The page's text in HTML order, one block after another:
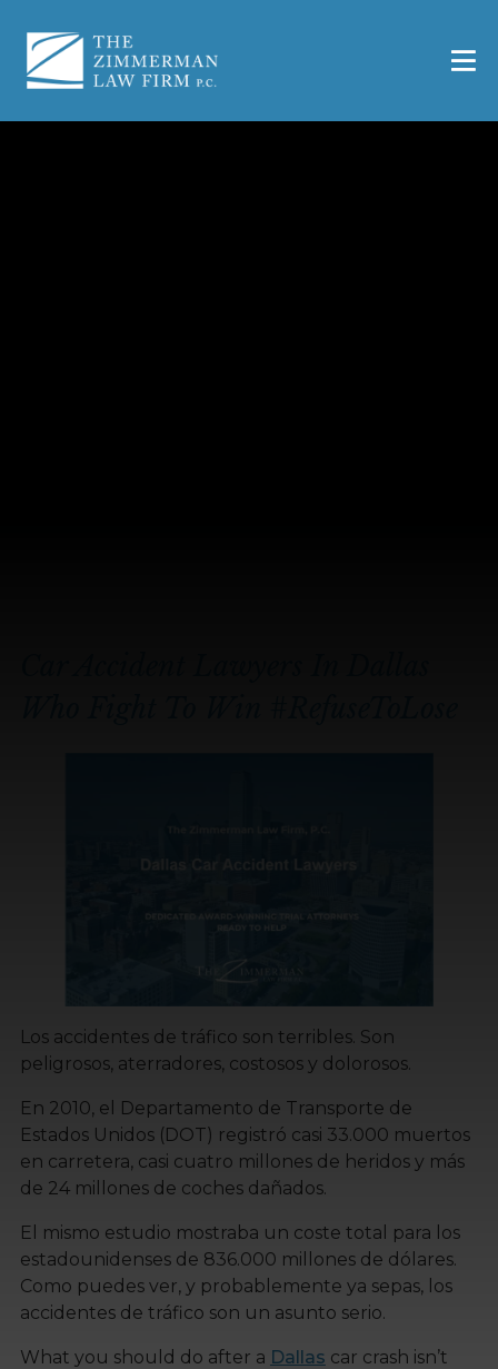
Los accidentes de tráfico son terribles. Son
peligrosos, aterradores, costosos y dolorosos.
En 2010, el Departamento de Transporte de
Estados Unidos (DOT) registró casi 33.000 muertos
en carretera, casi cuatro millones de heridos y más
de 24 millones de coches dañados.
El mismo estudio mostraba un coste total para los
estadounidenses de 836.000 millones de dólares.
Como puedes ver, y probablemente ya sepas, los
accidentes de tráfico son un asunto serio.
What you should do after a Dallas car crash isn’t